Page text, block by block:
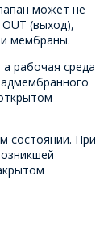
может не
(выход),
и мембраны.
рабочая среда
состоянии. При